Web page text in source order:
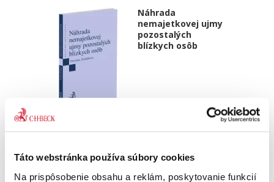
Táto webstránka používa súbory cookies
Na prispôsobenie obsahu a reklám, poskytovanie funkcií
Náhrada
nemajetkovej ujmy
pozostalých
blízkych osôb
Marianna Novotná
23,81 €
bez DPH
Publikácia komplexne spracováva